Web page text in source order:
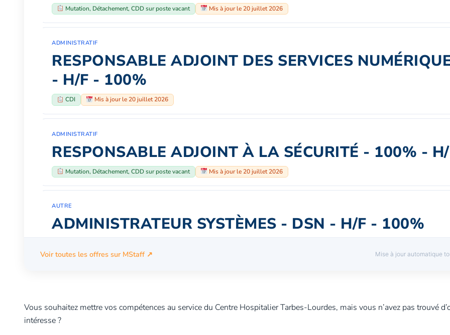
Mutation, Détachement, CDD sur poste vacant Mis à jour le 20 juillet 2026
ADMINISTRATIF
RESPONSABLE ADJOINT DES SERVICES
- H/F - 100%
CDI Mis à jour le 20 juillet 2026
ADMINISTRATIF
RESPONSABLE ADJOINT À LA SÉCURITÉ - 100% -
Mutation, Détachement, CDD sur poste vacant Mis à jour le 20 juillet 2026
AUTRE
ADMINISTRATEUR SYSTÈMES - DSN - H/F - 100%
Voir toutes les offres sur MStaff ↗ Mise à jour automatique
Vous souhaitez mettre vos compétences au service du Centre Hospitalier Tarbes-Lourdes, mais vous n’avez pas trouvé
intéresse ?